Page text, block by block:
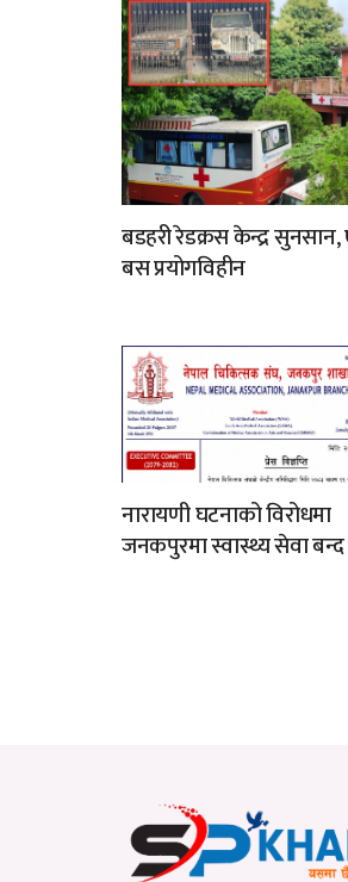
बडहरी रेडक्रस केन्द्र
बस प्रयोगविहीन
नारायणी घटनाको विरोधमा
जनकपुरमा स्वास्थ्य सेवा बन्द